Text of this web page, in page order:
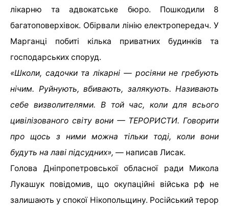
лікарню та адвокатське бюро. Пошкодили 8
багатоповерхівок. Обірвали лінію електропередач. У
Марганці побиті кілька приватних будинків та
господарських споруд.
«Школи, садочки та лікарні — росіяни не гребують
нічим. Руйнують, вбивають, залякують. Називають
себе визволителями. В той час, коли для всього
цивілізованого світу вони — ТЕРОРИСТИ. Говорити
про щось з ними можна тільки тоді, коли вони
будуть на лаві підсудних», — написав Лисак.
Голова Дніпропетровської обласної ради Микола
Лукашук повідомив, що окупаційні війська рф не
залишають у спокої Нікопольщину. Російський терор